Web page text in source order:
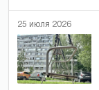
25 июля 2026